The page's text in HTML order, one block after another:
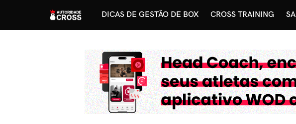
DICAS DE GESTÃO DE BOX CROSS TRAINING